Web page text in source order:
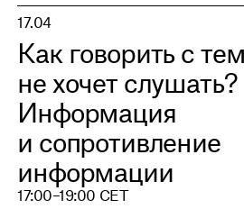
17.04
Как говорить с
не хочет слушать?
Информация
и сопротивление
информации
17:00–19:00 CET